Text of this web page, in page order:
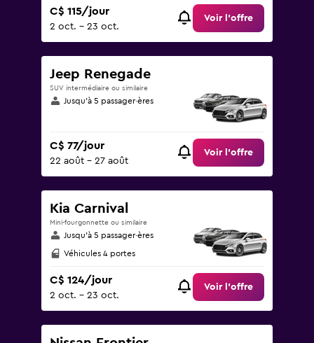
C$ 115/jour
2 oct. - 23 oct.
Voir l’offre
Jeep Renegade
SUV intermédiaire ou similaire
Jusqu’à 5 passager·ères
C$ 77/jour
22 août - 27 août
Voir l’offre
Kia Carnival
Mini-fourgonnette ou similaire
Jusqu’à 5 passager·ères
Véhicules 4 portes
C$ 124/jour
2 oct. - 23 oct.
Voir l’offre